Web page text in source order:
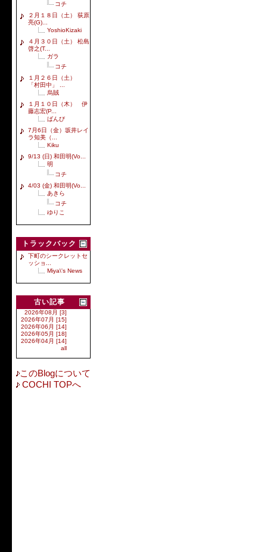
コチ
２月１８日（土） 荻原
亮(G)...
YoshioKizaki
４月３０日（土） 松島
啓之(T...
ガラ
コチ
１月２６日（土）
「村田中」 ...
烏賊
１月１０日（木） 伊
藤志宏(P...
ばんび
7月6日（金）坂井レイ
ラ知美（...
Kiku
9/13 (日) 和田明(Vo...
明
コチ
4/03 (金) 和田明(Vo...
あきら
コチ
ゆりこ
トラックバック
下町のシークレットセ
ッショ...
Miya\'s News
古い記事
2026年08月 [3]
2026年07月 [15]
2026年06月 [14]
2026年05月 [18]
2026年04月 [14]
all
このBlogについて
COCHI TOPへ